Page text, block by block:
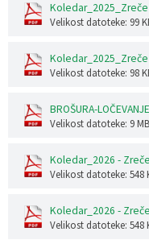
Koledar_2025_Zreče
Velikost datoteke: 99
Koledar_2025_Zreče
Velikost datoteke: 98
BROŠURA-
Velikost datoteke: 9 MB
Koledar_2026 -
Velikost datoteke: 548
Koledar_2026 - Zreče
Velikost datoteke: 548